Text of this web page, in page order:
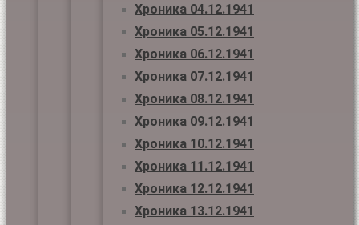
Хроника 04.12.1941
Хроника 05.12.1941
Хроника 06.12.1941
Хроника 07.12.1941
Хроника 08.12.1941
Хроника 09.12.1941
Хроника 10.12.1941
Хроника 11.12.1941
Хроника 12.12.1941
Хроника 13.12.1941